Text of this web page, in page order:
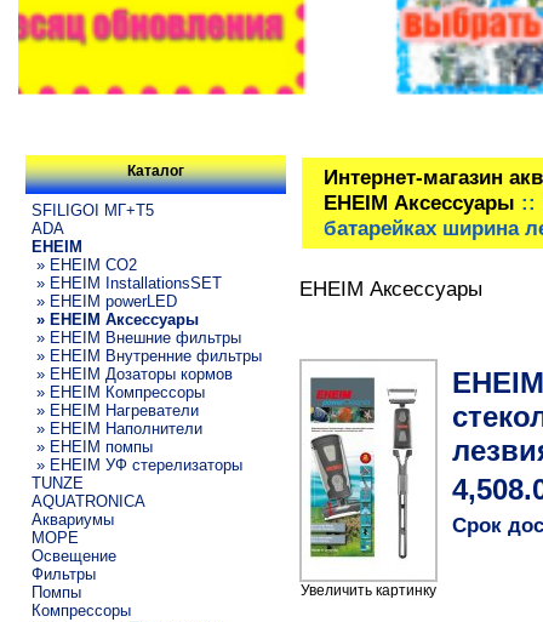
Каталог
SFILIGOI МГ+Т5
ADA
EHEIM
» EHEIM CO2
» EHEIM InstallationsSET
» EHEIM powerLED
» EHEIM Аксессуары
» EHEIM Внешние фильтры
» EHEIM Внутренние фильтры
» EHEIM Дозаторы кормов
» EHEIM Компрессоры
» EHEIM Нагреватели
» EHEIM Наполнители
» EHEIM помпы
» EHEIM УФ стерелизаторы
TUNZE
AQUATRONICA
Аквариумы
МОРЕ
Освещение
Фильтры
Помпы
Компрессоры
Интернет-магазин
EHEIM Аксессуары ::
батарейках ширина
EHEIM Аксессуары
Увеличить картинку
Срок